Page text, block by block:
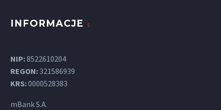
INFORMACJE
NIP:8522610204
REGON: 321586939
KRS:0000528383
mBank S.A.